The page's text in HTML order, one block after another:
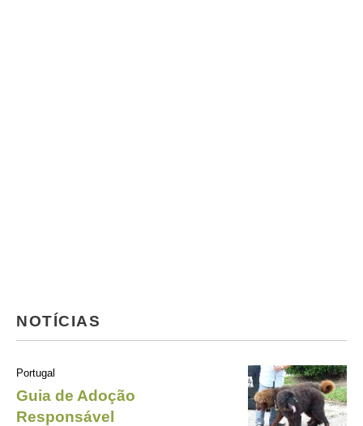
NOTÍCIAS
Portugal
Guia de Adoção
Responsável